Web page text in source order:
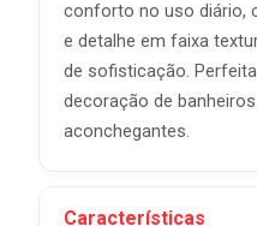
conforto no uso diário,
e detalhe em faixa
de sofisticação.
decoração de
aconchegantes.
Características